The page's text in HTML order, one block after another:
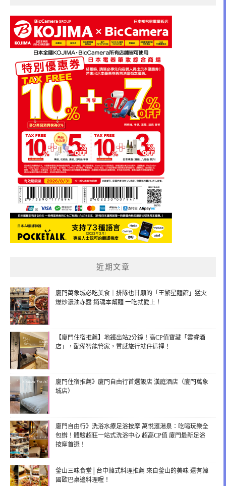
近期文章
廈門萬象城必吃美食｜排隊也甘願的「王繁星麵館」猛火
爆炒濃油赤醬 銷魂本幫麵 一吃就愛上！
【廈門住宿推薦】地鐵出站2分鐘！高CP值寶藏「雲睿酒
店」，配備智能管家，質感旅行就住這裡！
廈門住宿推薦》廈門自由行首選飯店 漢庭酒店（廈門萬象
城店）
廈門自由行》洗浴水療足浴按摩 萬悅滙湯泉：吃喝玩樂全
包辦！體驗超狂一站式洗浴中心 超高CP值 廈門最新足浴
按摩首選！
釜山三味食堂│台中韓式料理推薦 來自釜山的美味 還有韓
國歐巴桌邊料理喔！